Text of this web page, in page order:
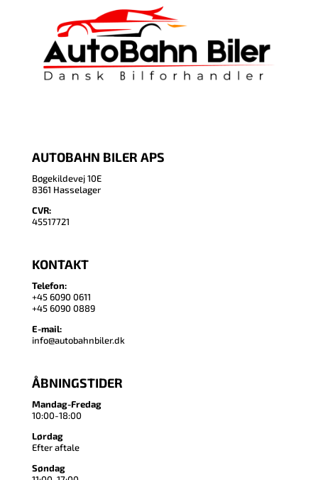
AUTOBAHN BILER APS
Bøgekildevej 10E
8361 Hasselager
CVR:
45517721
KONTAKT
Telefon:
+45 6090 0611
+45 6090 0889
E-mail:
info@autobahnbiler.dk
ÅBNINGSTIDER
Mandag-Fredag
10:00-18:00
Lørdag
Efter aftale
Søndag